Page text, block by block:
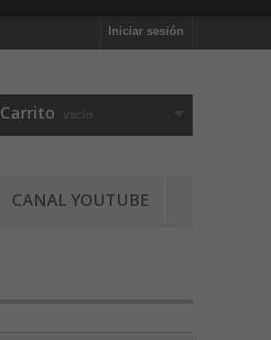
Iniciar sesión
Carrito vacío
CANAL YOUTUBE